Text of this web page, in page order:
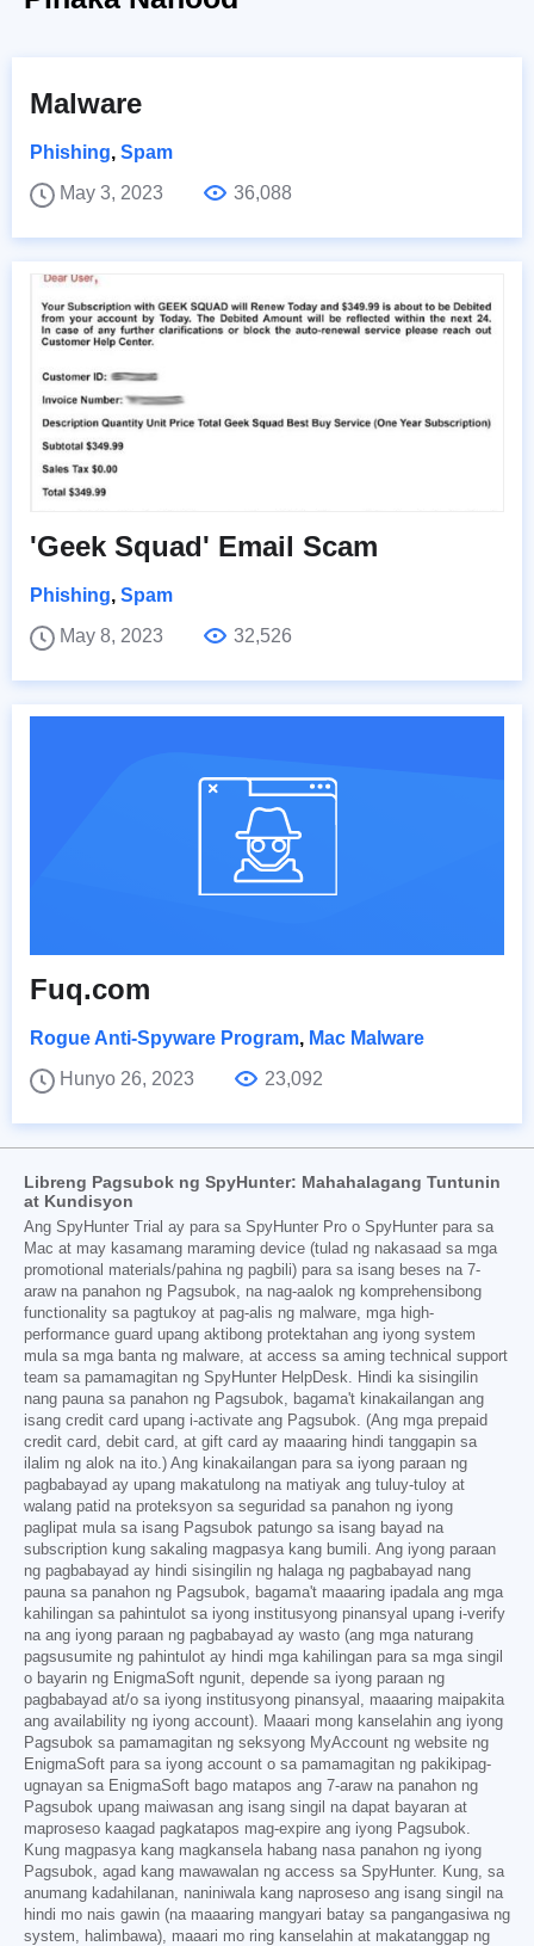
Malware
Phishing, Spam
May 3, 2023
36,088
'Geek Squad' Email Scam
Phishing, Spam
May 8, 2023
32,526
Fuq.com
Rogue Anti-Spyware Program, Mac Malware
Hunyo 26, 2023
23,092
Libreng Pagsubok ng SpyHunter: Mahahalagang Tuntunin
at Kundisyon
Ang SpyHunter Trial ay para sa SpyHunter Pro o SpyHunter para sa
Mac at may kasamang maraming device (tulad ng nakasaad sa mga
promotional materials/pahina ng pagbili) para sa isang beses na 7-
araw na panahon ng Pagsubok, na nag-aalok ng komprehensibong
functionality sa pagtukoy at pag-alis ng malware, mga high-
performance guard upang aktibong protektahan ang iyong system
mula sa mga banta ng malware, at access sa aming technical support
team sa pamamagitan ng SpyHunter HelpDesk. Hindi ka sisingilin
nang pauna sa panahon ng Pagsubok, bagama't kinakailangan ang
isang credit card upang i-activate ang Pagsubok. (Ang mga prepaid
credit card, debit card, at gift card ay maaaring hindi tanggapin sa
ilalim ng alok na ito.) Ang kinakailangan para sa iyong paraan ng
pagbabayad ay upang makatulong na matiyak ang tuluy-tuloy at
walang patid na proteksyon sa seguridad sa panahon ng iyong
paglipat mula sa isang Pagsubok patungo sa isang bayad na
subscription kung sakaling magpasya kang bumili. Ang iyong paraan
ng pagbabayad ay hindi sisingilin ng halaga ng pagbabayad nang
pauna sa panahon ng Pagsubok, bagama't maaaring ipadala ang mga
kahilingan sa pahintulot sa iyong institusyong pinansyal upang i-verify
na ang iyong paraan ng pagbabayad ay wasto (ang mga naturang
pagsusumite ng pahintulot ay hindi mga kahilingan para sa mga singil
o bayarin ng EnigmaSoft ngunit, depende sa iyong paraan ng
pagbabayad at/o sa iyong institusyong pinansyal, maaaring maipakita
ang availability ng iyong account). Maaari mong kanselahin ang iyong
Pagsubok sa pamamagitan ng seksyong MyAccount ng website ng
EnigmaSoft para sa iyong account o sa pamamagitan ng pakikipag-
ugnayan sa EnigmaSoft bago matapos ang 7-araw na panahon ng
Pagsubok upang maiwasan ang isang singil na dapat bayaran at
maproseso kaagad pagkatapos mag-expire ang iyong Pagsubok.
Kung magpasya kang magkansela habang nasa panahon ng iyong
Pagsubok, agad kang mawawalan ng access sa SpyHunter. Kung, sa
anumang kadahilanan, naniniwala kang naproseso ang isang singil na
hindi mo nais gawin (na maaaring mangyari batay sa pangangasiwa ng
system, halimbawa), maaari mo ring kanselahin at makatanggap ng